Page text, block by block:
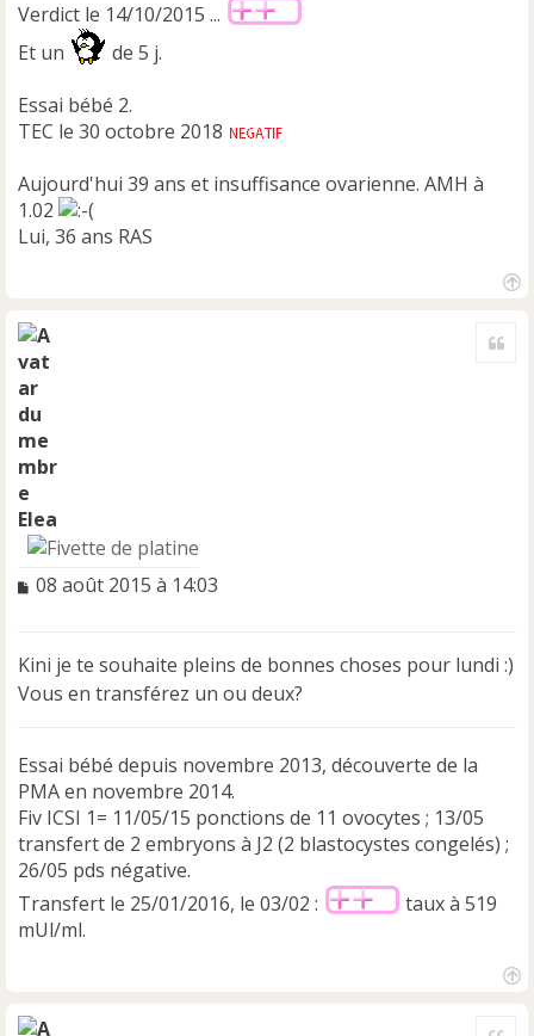
Verdict le 14/10/2015 ...
Et un
de 5 j.
Essai bébé 2.
TEC le 30 octobre 2018
Aujourd'hui 39 ans et insuffisance ovarienne. AMH à
1.02
Lui, 36 ans RAS
Elea
M
s
a
g
o
n
l
u
08 août 2015 à 14:03
Kini je te souhaite pleins de bonnes choses pour lundi :)
Vous en transférez un ou deux?
Essai bébé depuis novembre 2013, découverte de la
PMA en novembre 2014.
Fiv ICSI 1= 11/05/15 ponctions de 11 ovocytes ; 13/05
transfert de 2 embryons à J2 (2 blastocystes congelés) ;
26/05 pds négative.
Transfert le 25/01/2016, le 03/02 :
taux à 519
mUl/ml.